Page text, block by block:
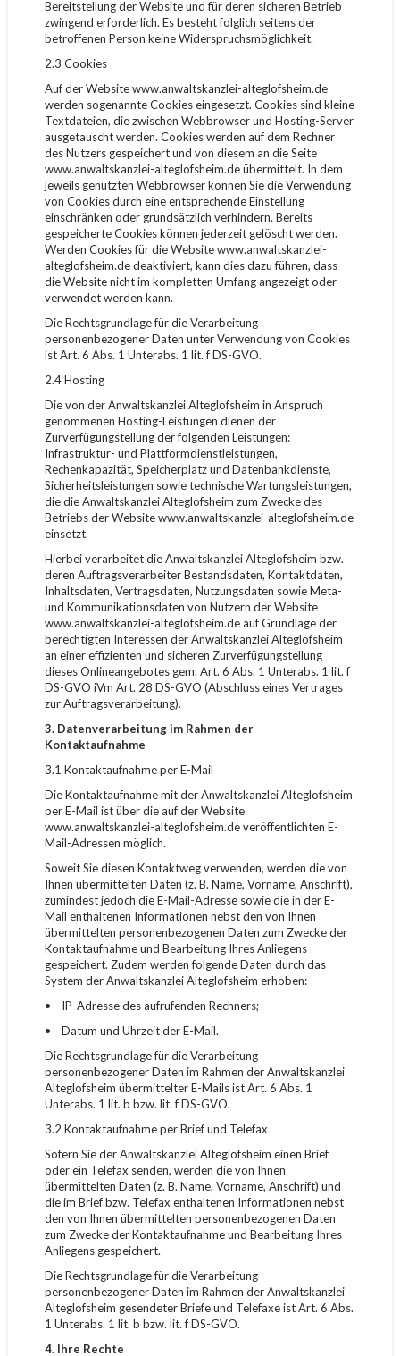
Bereitstellung der Website und für deren sicheren Betrieb
zwingend erforderlich. Es besteht folglich seitens der
betroffenen Person keine Widerspruchsmöglichkeit.
2.3 Cookies
Auf der Website www.anwaltskanzlei-alteglofsheim.de
werden sogenannte Cookies eingesetzt. Cookies sind kleine
Textdateien, die zwischen Webbrowser und Hosting-Server
ausgetauscht werden. Cookies werden auf dem Rechner
des Nutzers gespeichert und von diesem an die Seite
www.anwaltskanzlei-alteglofsheim.de übermittelt. In dem
jeweils genutzten Webbrowser können Sie die Verwendung
von Cookies durch eine entsprechende Einstellung
einschränken oder grundsätzlich verhindern. Bereits
gespeicherte Cookies können jederzeit gelöscht werden.
Werden Cookies für die Website www.anwaltskanzlei-
alteglofsheim.de deaktiviert, kann dies dazu führen, dass
die Website nicht im kompletten Umfang angezeigt oder
verwendet werden kann.
Die Rechtsgrundlage für die Verarbeitung
personenbezogener Daten unter Verwendung von Cookies
ist Art. 6 Abs. 1 Unterabs. 1 lit. f DS-GVO.
2.4 Hosting
Die von der Anwaltskanzlei Alteglofsheim in Anspruch
genommenen Hosting-Leistungen dienen der
Zurverfügungstellung der folgenden Leistungen:
Infrastruktur- und Plattformdienstleistungen,
Rechenkapazität, Speicherplatz und Datenbankdienste,
Sicherheitsleistungen sowie technische Wartungsleistungen,
die die Anwaltskanzlei Alteglofsheim zum Zwecke des
Betriebs der Website www.anwaltskanzlei-alteglofsheim.de
einsetzt.
Hierbei verarbeitet die Anwaltskanzlei Alteglofsheim bzw.
deren Auftragsverarbeiter Bestandsdaten, Kontaktdaten,
Inhaltsdaten, Vertragsdaten, Nutzungsdaten sowie Meta-
und Kommunikationsdaten von Nutzern der Website
www.anwaltskanzlei-alteglofsheim.de auf Grundlage der
berechtigten Interessen der Anwaltskanzlei Alteglofsheim
an einer effizienten und sicheren Zurverfügungstellung
dieses Onlineangebotes gem. Art. 6 Abs. 1 Unterabs. 1 lit. f
DS-GVO iVm Art. 28 DS-GVO (Abschluss eines Vertrages
zur Auftragsverarbeitung).
3. Datenverarbeitung im Rahmen der
Kontaktaufnahme
3.1 Kontaktaufnahme per E-Mail
Die Kontaktaufnahme mit der Anwaltskanzlei Alteglofsheim
per E-Mail ist über die auf der Website
www.anwaltskanzlei-alteglofsheim.de veröffentlichten E-
Mail-Adressen möglich.
Soweit Sie diesen Kontaktweg verwenden, werden die von
Ihnen übermittelten Daten (z. B. Name, Vorname, Anschrift),
zumindest jedoch die E-Mail-Adresse sowie die in der E-
Mail enthaltenen Informationen nebst den von Ihnen
übermittelten personenbezogenen Daten zum Zwecke der
Kontaktaufnahme und Bearbeitung Ihres Anliegens
gespeichert. Zudem werden folgende Daten durch das
System der Anwaltskanzlei Alteglofsheim erhoben:
• IP-Adresse des aufrufenden Rechners;
• Datum und Uhrzeit der E-Mail.
Die Rechtsgrundlage für die Verarbeitung
personenbezogener Daten im Rahmen der Anwaltskanzlei
Alteglofsheim übermittelter E-Mails ist Art. 6 Abs. 1
Unterabs. 1 lit. b bzw. lit. f DS-GVO.
3.2 Kontaktaufnahme per Brief und Telefax
Sofern Sie der Anwaltskanzlei Alteglofsheim einen Brief
oder ein Telefax senden, werden die von Ihnen
übermittelten Daten (z. B. Name, Vorname, Anschrift) und
die im Brief bzw. Telefax enthaltenen Informationen nebst
den von Ihnen übermittelten personenbezogenen Daten
zum Zwecke der Kontaktaufnahme und Bearbeitung Ihres
Anliegens gespeichert.
Die Rechtsgrundlage für die Verarbeitung
personenbezogener Daten im Rahmen der Anwaltskanzlei
Alteglofsheim gesendeter Briefe und Telefaxe ist Art. 6 Abs.
1 Unterabs. 1 lit. b bzw. lit. f DS-GVO.
4. Ihre Rechte